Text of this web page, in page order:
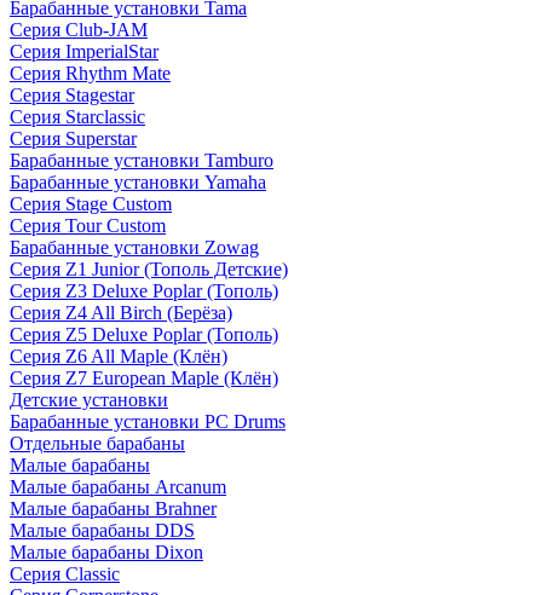
Барабанные установки Tama
Серия Club-JAM
Серия ImperialStar
Серия Rhythm Mate
Серия Stagestar
Серия Starclassic
Серия Superstar
Барабанные установки Tamburo
Барабанные установки Yamaha
Серия Stage Custom
Серия Tour Custom
Барабанные установки Zowag
Серия Z1 Junior (Тополь Детские)
Серия Z3 Deluxe Poplar (Тополь)
Серия Z4 All Birch (Берёза)
Серия Z5 Deluxe Poplar (Тополь)
Серия Z6 All Maple (Клён)
Серия Z7 European Maple (Клён)
Детские установки
Барабанные установки PC Drums
Отдельные барабаны
Малые барабаны
Малые барабаны Arcanum
Малые барабаны Brahner
Малые барабаны DDS
Малые барабаны Dixon
Серия Classic